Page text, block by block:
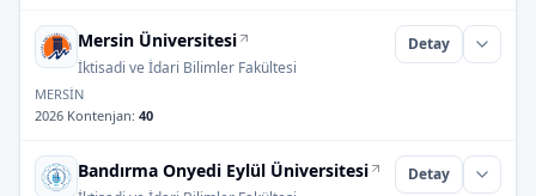
Mersin Üniversitesi
İktisadi ve İdari Bilimler Fakültesi
Detay
MERSİN
2026 Kontenjan: 40
Bandırma Onyedi Eylül Üniversitesi Detay